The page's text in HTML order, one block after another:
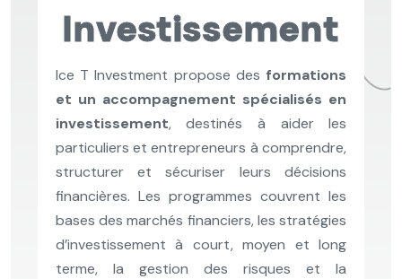
Investissement
Ice T Investment propose des formations
et un accompagnement spécialisés en
investissement, destinés à aider les
particuliers et entrepreneurs à comprendre,
structurer et sécuriser leurs décisions
financières. Les programmes couvrent les
bases des marchés financiers, les stratégies
d’investissement à court, moyen et long
terme, la gestion des risques et la